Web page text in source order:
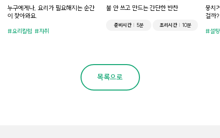
누구에게나, 요리가 필요해지는 순간
이 찾아와요.
요리칼럼 자취
불 안 쓰고 만드는 간단한 반찬
준비시간 5분 조리시간 10분
뭉치
걸까?
설탕
목록으로